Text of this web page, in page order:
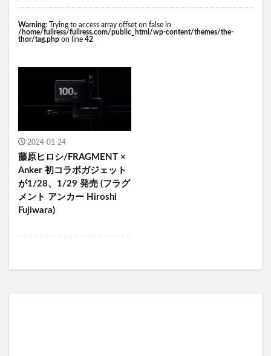
Warning: Trying to access array offset on false in
/home/fullress/fullress.com/public_html/wp-content/themes/the-
thor/tag.php on line 42
2024-01-24
藤原ヒロシ/FRAGMENT ×
Anker 初コラボガジェット
が1/28、1/29 発売 (フラグ
メント アンカー Hiroshi
Fujiwara)